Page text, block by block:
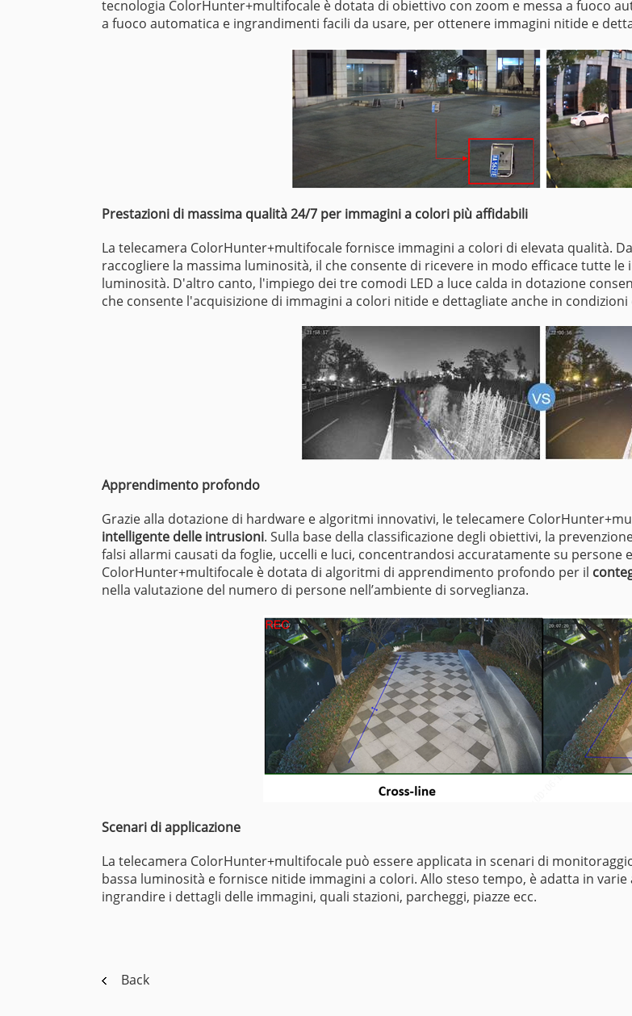
tecnologia ColorHunter+multifocale è dotata di obiettivo con zoom e messa a fuoco
a fuoco automatica e ingrandimenti facili da usare, per ottenere immagini nitide e
Prestazioni di massima qualità 24/7 per immagini a colori più affidabili
La telecamera ColorHunter+multifocale fornisce immagini a colori di elevata qualità.
raccogliere la massima luminosità, il che consente di ricevere in modo efficace tutte
luminosità. D'altro canto, l'impiego dei tre comodi LED a luce calda in dotazione
che consente l'acquisizione di immagini a colori nitide e dettagliate anche in
Apprendimento profondo
Grazie alla dotazione di hardware e algoritmi innovativi, le telecamere
intelligente delle intrusioni. Sulla base della classificazione degli obiettivi, la
falsi allarmi causati da foglie, uccelli e luci, concentrandosi accuratamente su persone
ColorHunter+multifocale è dotata di algoritmi di apprendimento profondo per il
nella valutazione del numero di persone nell’ambiente di sorveglianza.
Scenari di applicazione
La telecamera ColorHunter+multifocale può essere applicata in scenari di
bassa luminosità e fornisce nitide immagini a colori. Allo steso tempo, è adatta in
ingrandire i dettagli delle immagini, quali stazioni, parcheggi, piazze ecc.
Back